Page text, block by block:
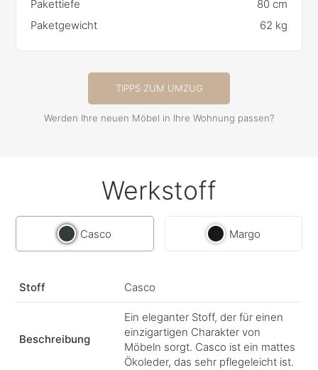
Pakettiefe
80 cm
Paketgewicht
62 kg
TIPPS ZUM UMZUG
Werden Ihre neuen Möbel in Ihre Wohnung passen?
Werkstoff
Casco Margo
Stoff Casco
Beschreibung
Ein eleganter Stoff, der für einen
einzigartigen Charakter von
Möbeln sorgt. Casco ist ein mattes
Ökoleder, das sehr pflegeleicht ist.